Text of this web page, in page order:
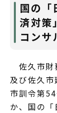
国の「
済対策
コンサ
佐久市財
及び佐久
市訓令第
か、国の